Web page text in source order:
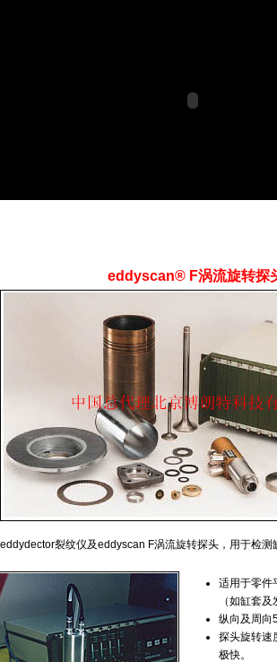
eddyscan® F涡流旋转探
裂纹仪及eddyscan F涡流旋转探头，用于检
适用于零件
（如缸套
纵向及周向
探头旋转速
极快。